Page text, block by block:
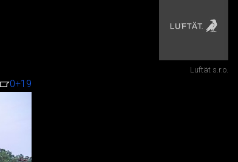
0+19
Luftät s.r.o.